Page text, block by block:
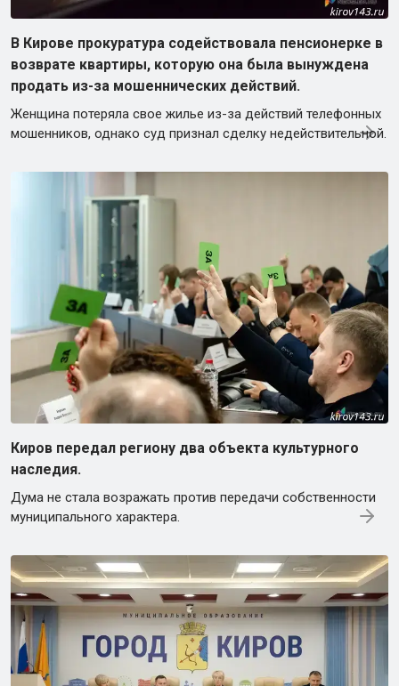
В Кирове прокуратура содействовала пенсионерке в
возврате квартиры, которую она была вынуждена
продать из-за мошеннических действий.
Женщина потеряла свое жилье из-за действий телефонных
мошенников, однако суд признал сделку недействительной.
Киров передал региону два объекта культурного
наследия.
Дума не стала возражать против передачи собственности
муниципального характера.